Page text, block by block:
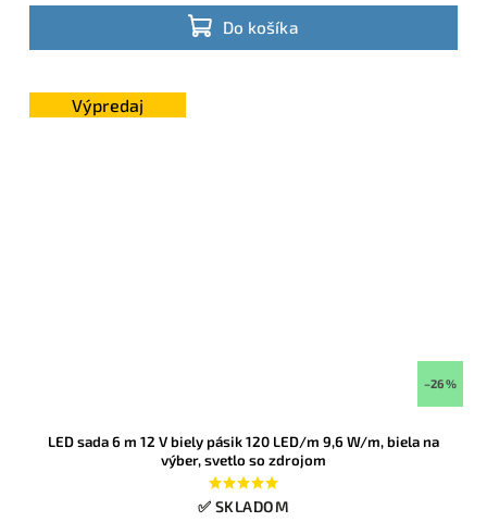
Do košíka
Výpredaj
–26 %
LED sada 6 m 12 V biely pásik 120 LED/m 9,6 W/m, biela na
výber, svetlo so zdrojom
✅ SKLADOM